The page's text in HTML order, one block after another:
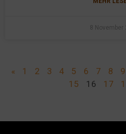
8 November
« 1 2 3 4 5 6 7 8 9
15
16 17